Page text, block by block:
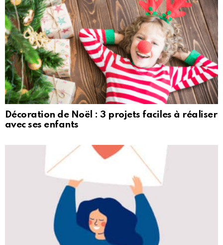
Décoration de Noël : 3 projets faciles à réaliser
avec ses enfants